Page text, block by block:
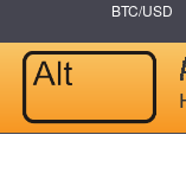
BTC/USD